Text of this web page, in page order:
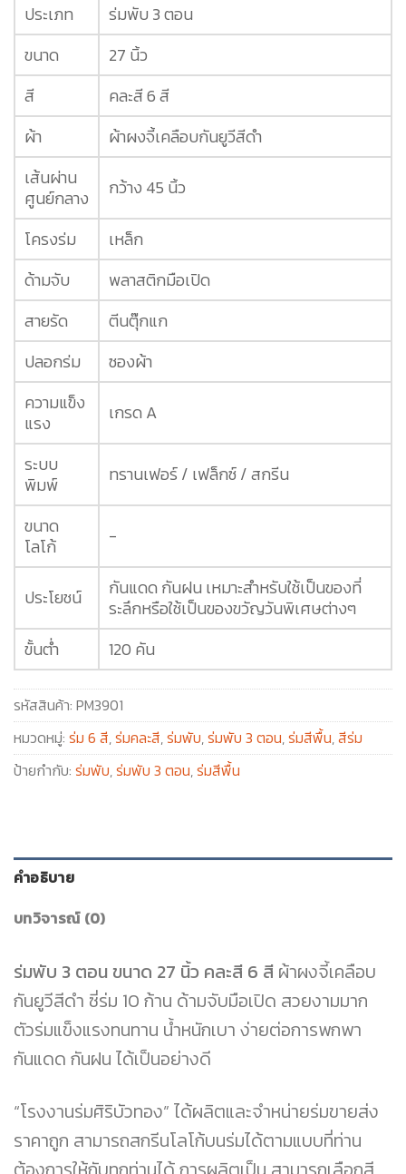
ประเภท
ร่มพับ 3 ตอน
ขนาด
27 นิ้ว
สี
คละสี 6 สี
ผ้า
ผ้าผงจี้เคลือบกันยูวีสีดำ
เส้นผ่าน
ศูนย์กลาง
กว้าง 45 นิ้ว
โครงร่ม
เหล็ก
ด้ามจับ
พลาสติกมือเปิด
สายรัด
ตีนตุ๊กแก
ปลอกร่ม
ซองผ้า
ความแข็ง
แรง
เกรด A
ระบบ
พิมพ์
ทรานเฟอร์ / เฟล็กซ์ / สกรีน
ขนาด
โลโก้
-
ประโยชน์
กันแดด กันฝน เหมาะสำหรับใช้เป็นของที่
ระลึกหรือใช้เป็นของขวัญวันพิเศษต่างๆ
ขั้นต่ำ
120 คัน
รหัสสินค้า: PM3901
หมวดหมู่: ร่ม 6 สี,ร่มคละสี,ร่มพับ,ร่มพับ 3 ตอน,ร่มสีพื้น,สีร่ม
ป้ายกำกับ: ร่มพับ,ร่มพับ 3 ตอน,ร่มสีพื้น
คำอธิบาย
บทวิจารณ์ (0)
ร่มพับ 3 ตอน ขนาด 27 นิ้ว คละสี 6 สี ผ้าผงจี้เคลือบ
กันยูวีสีดำ ซี่ร่ม 10 ก้าน ด้ามจับมือเปิด สวยงามมาก
ตัวร่มแข็งแรงทนทาน น้ำหนักเบา ง่ายต่อการพกพา
กันแดด กันฝน ได้เป็นอย่างดี
“โรงงานร่มศิริบัวทอง” ได้ผลิตและจำหน่ายร่มขายส่ง
ราคาถูก สามารถสกรีนโลโก้บนร่มได้ตามแบบที่ท่าน